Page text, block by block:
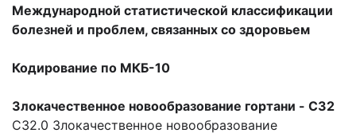
Международной статистической классификации
болезней и проблем, связанных со здоровьем
Кодирование по МКБ-10
Злокачественное новообразование гортани - C32
С32.0 Злокачественное новообразование